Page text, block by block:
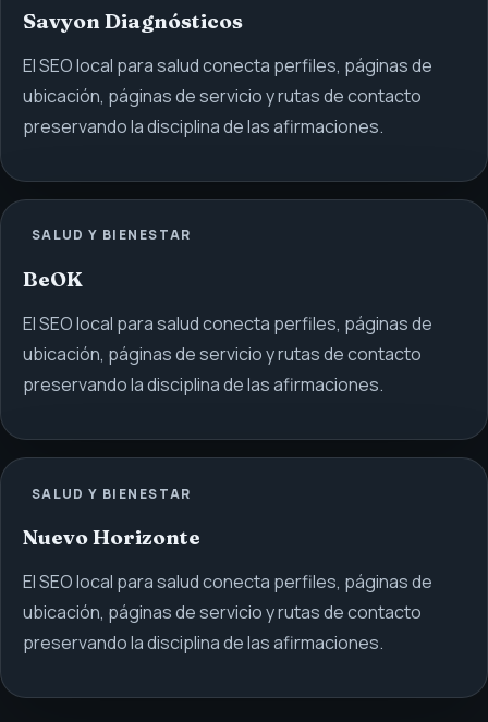
Savyon Diagnósticos
El SEO local para salud conecta perfiles, páginas de
ubicación, páginas de servicio y rutas de contacto
preservando la disciplina de las afirmaciones.
SALUD Y BIENESTAR
BeOK
El SEO local para salud conecta perfiles, páginas de
ubicación, páginas de servicio y rutas de contacto
preservando la disciplina de las afirmaciones.
SALUD Y BIENESTAR
Nuevo Horizonte
El SEO local para salud conecta perfiles, páginas de
ubicación, páginas de servicio y rutas de contacto
preservando la disciplina de las afirmaciones.